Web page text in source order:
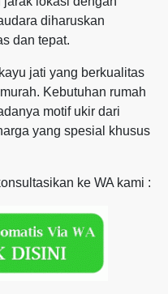
diharuskan
dan tepat.
jati yang berkualitas
Kebutuhan rumah
motif ukir dari
yang spesial khusus
ke WA kami :